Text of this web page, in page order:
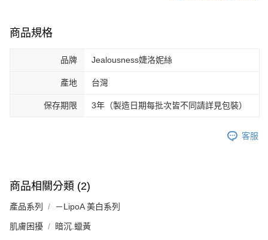
商品規格
品牌 Jealousness婕洛妮絲
產地 台灣
保存期限 3年（製造日期每批次皆不同請詳見包裝）
客服
商品相關分類 (2)
產品系列 －LipoA 美白系列
肌膚困擾 暗沉.蠟黃